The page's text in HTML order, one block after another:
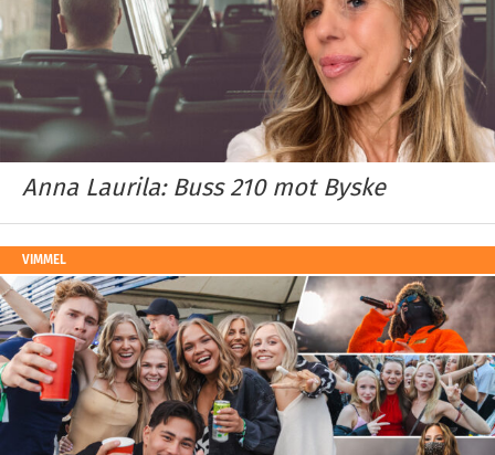
Anna Laurila: Buss 210 mot Byske
VIMMEL